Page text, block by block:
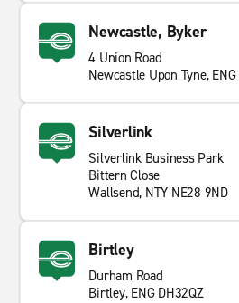
Newcastle, Byker
4 Union Road
Newcastle Upon Tyne,
Silverlink
Silverlink Business Park
Bittern Close
Wallsend, NTY NE28 9ND
Birtley
Durham Road
Birtley, ENG DH32QZ